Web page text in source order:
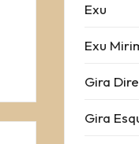
Exu
Exu
Gira
Gira